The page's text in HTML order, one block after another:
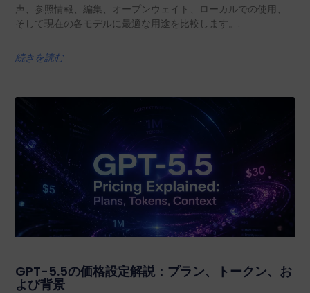
声、参照情報、編集、オープンウェイト、ローカルでの使用、
そして現在の各モデルに最適な用途を比較します。.
続きを読む
GPT-5.5の価格設定解説：プラン、トークン、お
よび背景